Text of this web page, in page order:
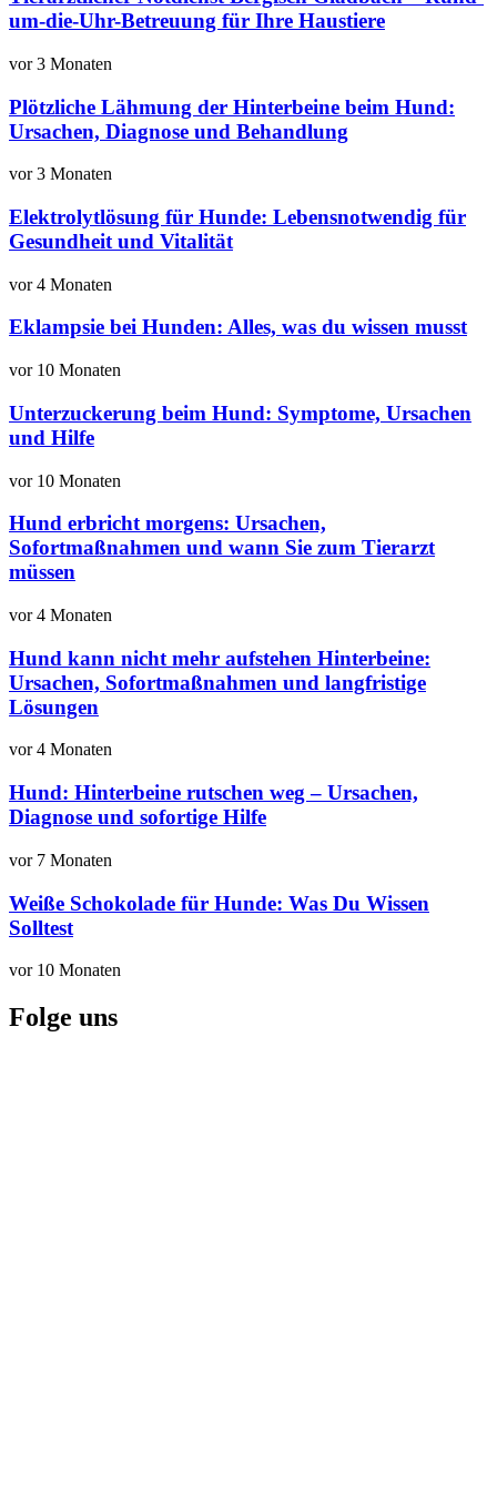
um-die-Uhr-Betreuung für Ihre Haustiere
vor 3 Monaten
Plötzliche Lähmung der Hinterbeine beim Hund:
Ursachen, Diagnose und Behandlung
vor 3 Monaten
Elektrolytlösung für Hunde: Lebensnotwendig für
Gesundheit und Vitalität
vor 4 Monaten
Eklampsie bei Hunden: Alles, was du wissen musst
vor 10 Monaten
Unterzuckerung beim Hund: Symptome, Ursachen
und Hilfe
vor 10 Monaten
Hund erbricht morgens: Ursachen,
Sofortmaßnahmen und wann Sie zum Tierarzt
müssen
vor 4 Monaten
Hund kann nicht mehr aufstehen Hinterbeine:
Ursachen, Sofortmaßnahmen und langfristige
Lösungen
vor 4 Monaten
Hund: Hinterbeine rutschen weg – Ursachen,
Diagnose und sofortige Hilfe
vor 7 Monaten
Weiße Schokolade für Hunde: Was Du Wissen
Solltest
vor 10 Monaten
Folge uns